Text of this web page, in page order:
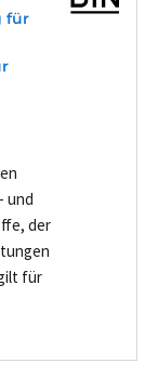
für
und
der
für